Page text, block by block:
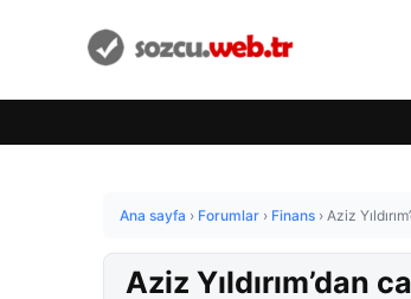
Ana sayfa › Forumlar › Finans › Aziz
Aziz Yıldırım’dan